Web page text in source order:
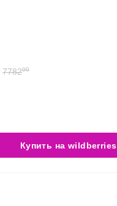
778200
Купить на wildberries